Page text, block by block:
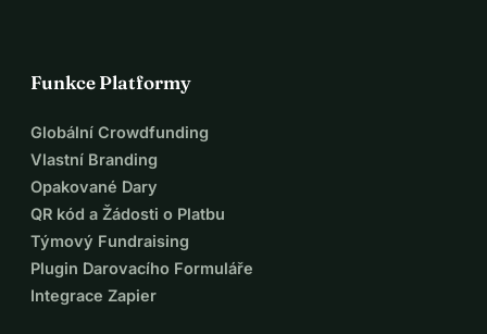
Funkce Platformy
Globální Crowdfunding
Vlastní Branding
Opakované Dary
QR kód a Žádosti o Platbu
Týmový Fundraising
Plugin Darovacího Formuláře
Integrace Zapier